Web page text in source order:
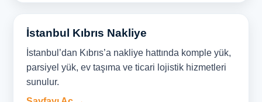
İstanbul Kıbrıs Nakliye
İstanbul’dan Kıbrıs’a nakliye hattında komple yük,
parsiyel yük, ev taşıma ve ticari lojistik hizmetleri
sunulur.